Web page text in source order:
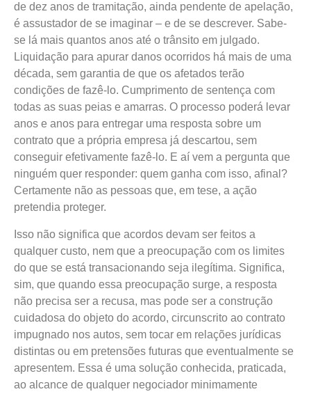
de dez anos de tramitação, ainda pendente de apelação,
é assustador de se imaginar – e de se descrever. Sabe-
se lá mais quantos anos até o trânsito em julgado.
Liquidação para apurar danos ocorridos há mais de uma
década, sem garantia de que os afetados terão
condições de fazê-lo. Cumprimento de sentença com
todas as suas peias e amarras. O processo poderá levar
anos e anos para entregar uma resposta sobre um
contrato que a própria empresa já descartou, sem
conseguir efetivamente fazê-lo. E aí vem a pergunta que
ninguém quer responder: quem ganha com isso, afinal?
Certamente não as pessoas que, em tese, a ação
pretendia proteger.
Isso não significa que acordos devam ser feitos a
qualquer custo, nem que a preocupação com os limites
do que se está transacionando seja ilegítima. Significa,
sim, que quando essa preocupação surge, a resposta
não precisa ser a recusa, mas pode ser a construção
cuidadosa do objeto do acordo, circunscrito ao contrato
impugnado nos autos, sem tocar em relações jurídicas
distintas ou em pretensões futuras que eventualmente se
apresentem. Essa é uma solução conhecida, praticada,
ao alcance de qualquer negociador minimamente